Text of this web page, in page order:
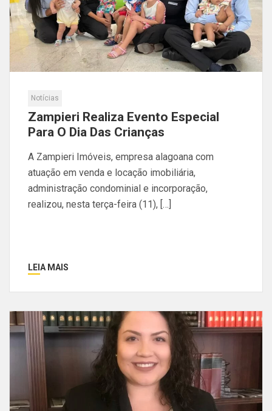
Notícias
Zampieri Realiza Evento Especial
Para O Dia Das Crianças
A Zampieri Imóveis, empresa alagoana com
atuação em venda e locação imobiliária,
administração condominial e incorporação,
realizou, nesta terça-feira (11), […]
LEIA MAIS